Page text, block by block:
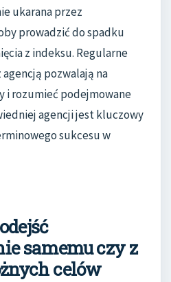
ukarana przez
prowadzić do spadku
z indeksu. Regularne
pozwalają na
i rozumieć podejmowane
agencji jest kluczowy
sukcesu w
samemu czy z
celów